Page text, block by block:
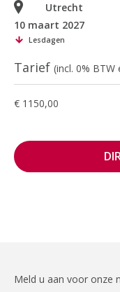
Utrecht
10 maart 2027
Lesdagen
Tarief (incl. 0%
€ 1150,00
Meld u aan voor onze